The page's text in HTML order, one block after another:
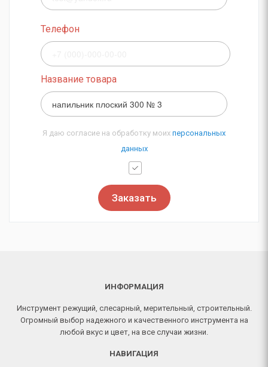
Телефон
Название товара
Я даю согласие на обработку моих персональных
данных
Заказать
ИНФОРМАЦИЯ
Инструмент режущий, слесарный, мерительный, строительный.
Огромный выбор надежного и качественного инструмента на
любой вкус и цвет, на все случаи жизни.
НАВИГАЦИЯ